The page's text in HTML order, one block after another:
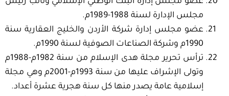
مجلس الإدارة لسنة 1988-1989م.
عضو مجلس إدارة شركة الأردن والخليج العقارية سنة
1990م وشركة الصناعات الصوفية لسنة 1990م.
ترأس تحرير مجلة هدى الإسلام من سنة 1982م-1988م
وتولى الإشراف عليها من سنة 1993م-2001م وهي مجلة
إسلامية عامة يصدر منها كل سنة هجرية عشرة أعداد.